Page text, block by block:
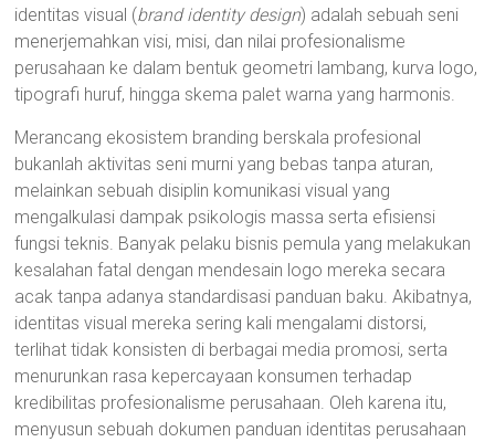
identitas visual (brand identity design) adalah sebuah seni
menerjemahkan visi, misi, dan nilai profesionalisme
perusahaan ke dalam bentuk geometri lambang, kurva logo,
tipografi huruf, hingga skema palet warna yang harmonis.
Merancang ekosistem branding berskala profesional
bukanlah aktivitas seni murni yang bebas tanpa aturan,
melainkan sebuah disiplin komunikasi visual yang
mengalkulasi dampak psikologis massa serta efisiensi
fungsi teknis. Banyak pelaku bisnis pemula yang melakukan
kesalahan fatal dengan mendesain logo mereka secara
acak tanpa adanya standardisasi panduan baku. Akibatnya,
identitas visual mereka sering kali mengalami distorsi,
terlihat tidak konsisten di berbagai media promosi, serta
menurunkan rasa kepercayaan konsumen terhadap
kredibilitas profesionalisme perusahaan. Oleh karena itu,
menyusun sebuah dokumen panduan identitas perusahaan